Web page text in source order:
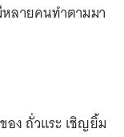
ลายคนทำตามมา
ง ถั่วแระ เชิญยิ้ม